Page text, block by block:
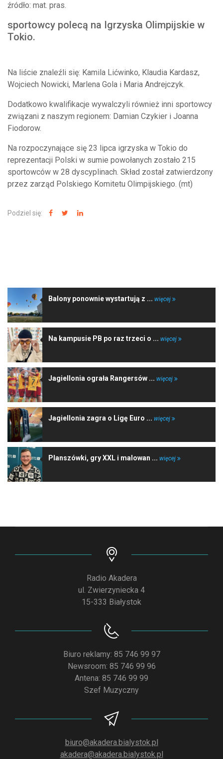
źródło: mat. pras.
sportowcy polecą na Igrzyska Olimpijskie w
Tokio.
Na liście znaleźli się: Kamila Lićwinko, Klaudia Kardasz,
Wojciech Nowicki, Marlena Gola i Maria Andrejczyk.
Dodatkowo kwalifikacje wywalczyli również inni sportowcy
związani z naszym regionem: Damian Czykier i Joanna
Fiodorow.
Na rozpoczynające się 23 lipca igrzyska w Tokio do
reprezentacji Polski w sumie powołanych zostało 215
sportowców w 28 dyscyplinach. Skład został zatwierdzony
przez zarząd Polskiego Komitetu Olimpijskiego. (mt)
Podziel się:
Balony ponownie wystartują z ... więcej
Na kampusie PB po raz trzeci o ... więcej
Jagiellonia ograła Rangersów ... więcej
Jagiellonia zagra o Ligę Euro ... więcej
Planszówki, gry XXL i malowan ... więcej
Radio Akadera
ul. Zwierzyniecka 4
15-333 Białystok
Biuro reklamy: 85 746 99 97
Newsroom: 85 746 99 96
Antena: 85 746 99 99
Szef Muzyczny
biuro@akadera.bialystok.pl
akadera@akadera.bialystok.pl